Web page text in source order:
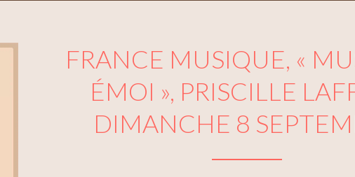
FRANCE MUSIQUE, «
ÉMOI », PRISCILLE
DIMANCHE 8